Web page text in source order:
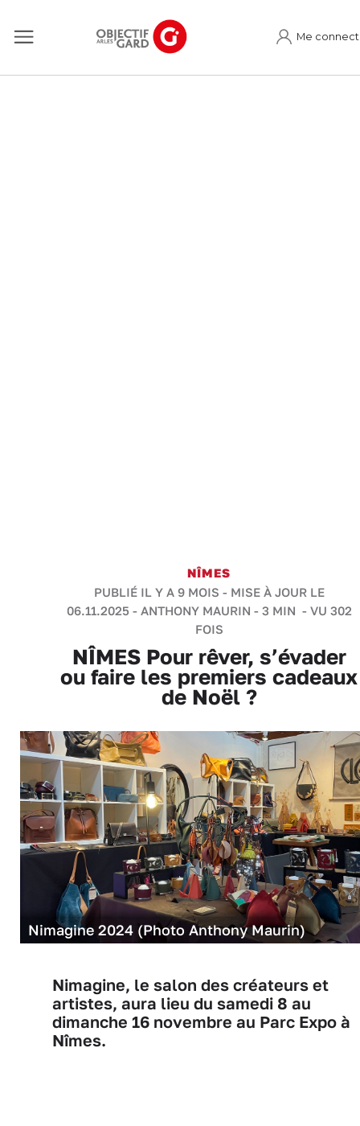
Me
NÎMES
PUBLIÉ IL Y A 9 MOIS - MISE À JOUR LE
06.11.2025 - ANTHONY MAURIN - 3 MIN - VU 302
FOIS
NÎMES Pour rêver, s’évader
ou faire les premiers cadeaux
de Noël ?
Nimagine 2024 (Photo Anthony Maurin)
Nimagine, le salon des créateurs et
artistes, aura lieu du samedi 8 au
dimanche 16 novembre au Parc Expo à
Nîmes.